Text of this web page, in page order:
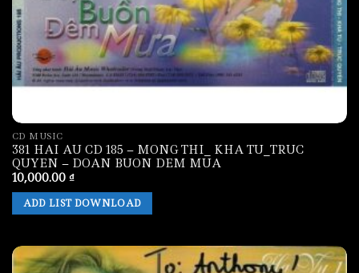
CD MUSIC
381 HAI AU CD 185 – MONG THI_ KHA TU_TRUC
QUYEN – DOAN BUON DEM MUA
10,000.00 ₫
ADD LIST DOWNLOAD